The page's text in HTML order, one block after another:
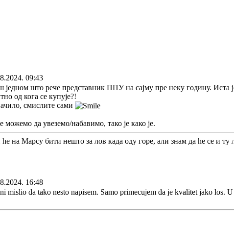
09:43
једном што рече представник ППУ на сајму пре неку годину. Иста
од кога се купује?!
смислите сами
да увеземо/набавимо, тако је како је.
на Марсу бити нешто за лов када оду горе, али знам да ће се и ту
16:48
mislio da tako nesto napisem. Samo primecujem da je kvalitet jako los.